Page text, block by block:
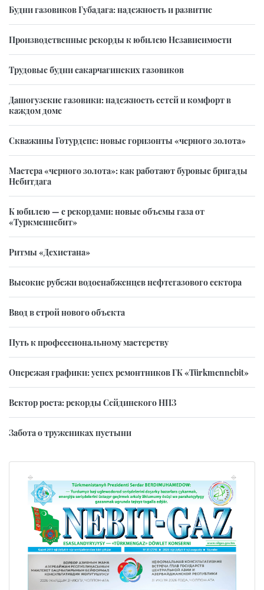
Будни газовиков Губадага: надежность и развитие
Производственные рекорды к юбилею Независимости
Трудовые будни сакарчагинских газовиков
Дашогузские газовики: надежность сетей и комфорт в
каждом доме
Скважины Готурдепе: новые горизонты «черного золота»
Мастера «черного золота»: как работают буровые бригады
Небитдага
К юбилею — с рекордами: новые объемы газа от
«Туркменнебит»
Ритмы «Дехистана»
Высокие рубежи водоснабженцев нефтегазового сектора
Ввод в строй нового объекта
Путь к профессиональному мастерству
Опережая графики: успех ремонтников ГК «Türkmennebit»
Вектор роста: рекорды Сейдинского НПЗ
Забота о тружениках пустыни